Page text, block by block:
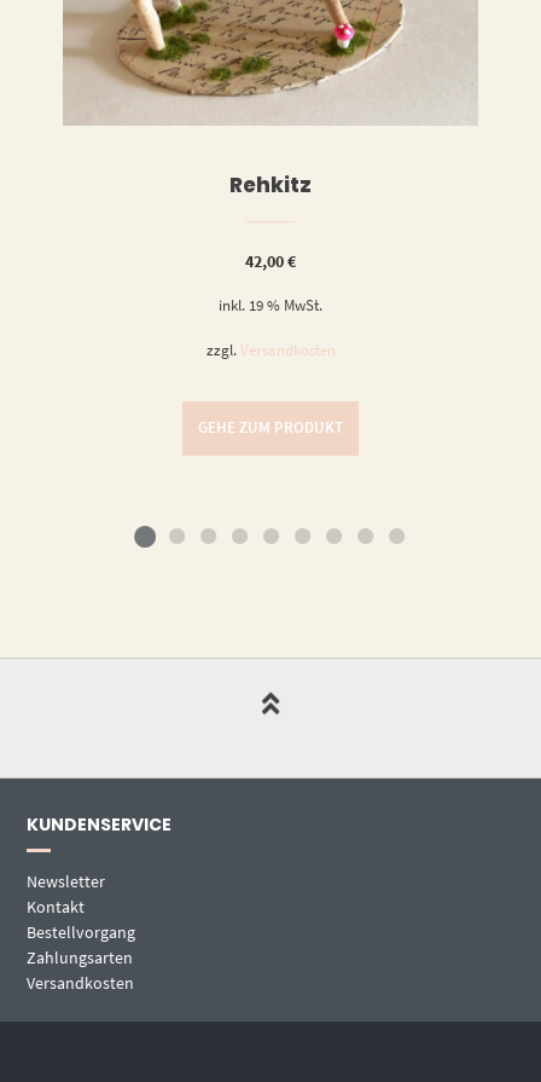
Rehkitz
42,00€
inkl. 19 % MwSt.
zzgl. Versandkosten
GEHE ZUM PRODUKT
KUNDENSERVICE
Newsletter
Kontakt
Bestellvorgang
Zahlungsarten
Versandkosten